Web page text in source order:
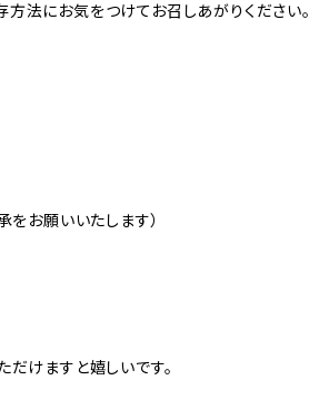
法にお気をつけてお召しあがりください。
をお願いいたします）
けますと嬉しいです。